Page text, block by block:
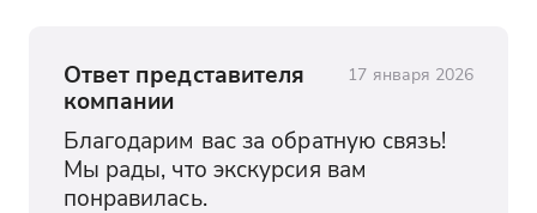
Ответ представителя
компании
17 января 2026
Благодарим вас за обратную связь!
Мы рады, что экскурсия вам
понравилась.